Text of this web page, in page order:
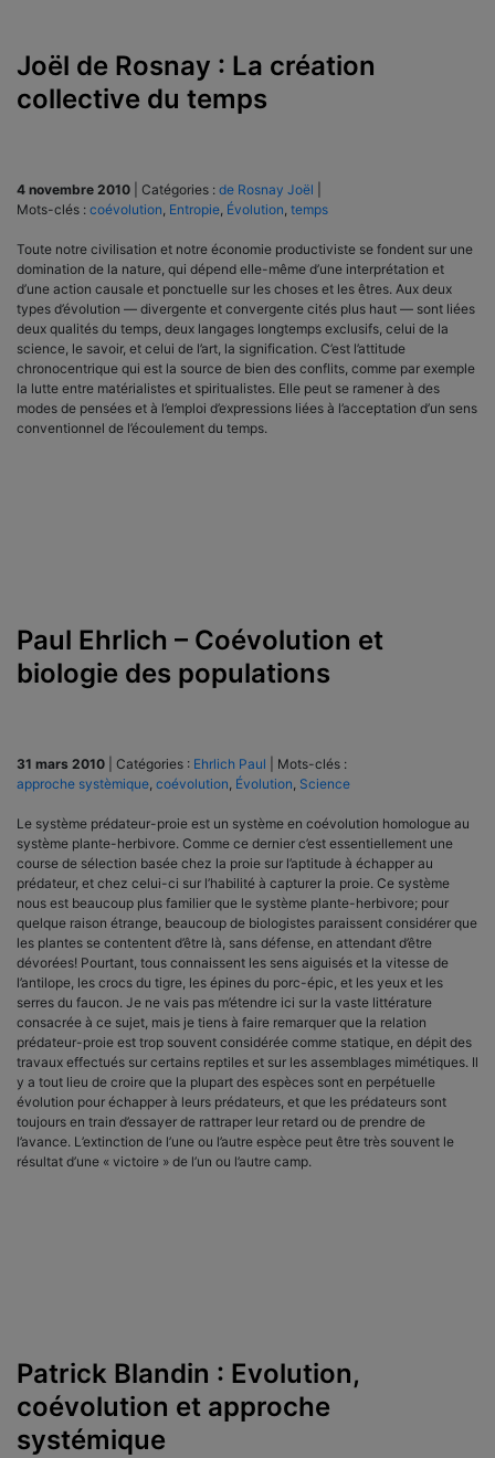
Joël de Rosnay : La création
collective du temps
4 novembre 2010 Catégories : de Rosnay Joël
Mots-clés : coévolution, Entropie, Évolution, temps
Toute notre civilisation et notre économie productiviste se fondent sur une
domination de la nature, qui dépend elle-même d’une interprétation et
d’une action causale et ponctuelle sur les choses et les êtres. Aux deux
types d’évolution — divergente et convergente cités plus haut — sont liées
deux qualités du temps, deux langages longtemps exclusifs, celui de la
science, le savoir, et celui de l’art, la signification. C’est l’attitude
chronocentrique qui est la source de bien des conflits, comme par exemple
la lutte entre matérialistes et spiritualistes. Elle peut se ramener à des
modes de pensées et à l’emploi d’expressions liées à l’acceptation d’un sens
conventionnel de l’écoulement du temps.
Paul Ehrlich – Coévolution et
biologie des populations
31 mars 2010 Catégories : Ehrlich Paul
Mots-clés :
approche systèmique, coévolution, Évolution, Science
Le système prédateur-proie est un système en coévolution homologue au
système plante-herbivore. Comme ce dernier c’est essentiellement une
course de sélection basée chez la proie sur l’aptitude à échapper au
prédateur, et chez celui-ci sur l’habilité à capturer la proie. Ce système
nous est beaucoup plus familier que le système plante-herbivore; pour
quelque raison étrange, beaucoup de biologistes paraissent considérer que
les plantes se contentent d’être là, sans défense, en attendant d’être
dévorées! Pourtant, tous connaissent les sens aiguisés et la vitesse de
l’antilope, les crocs du tigre, les épines du porc-épic, et les yeux et les
serres du faucon. Je ne vais pas m’étendre ici sur la vaste littérature
consacrée à ce sujet, mais je tiens à faire remarquer que la relation
prédateur-proie est trop souvent considérée comme statique, en dépit des
travaux effectués sur certains reptiles et sur les assemblages mimétiques. Il
y a tout lieu de croire que la plupart des espèces sont en perpétuelle
évolution pour échapper à leurs prédateurs, et que les prédateurs sont
toujours en train d’essayer de rattraper leur retard ou de prendre de
l’avance. L’extinction de l’une ou l’autre espèce peut être très souvent le
résultat d’une « victoire » de l’un ou l’autre camp.
Patrick Blandin : Evolution,
coévolution et approche
systémique